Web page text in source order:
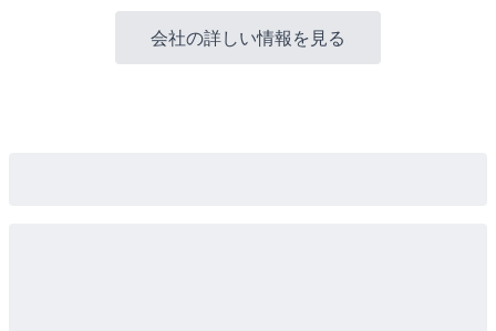
会社の詳しい情報を見る